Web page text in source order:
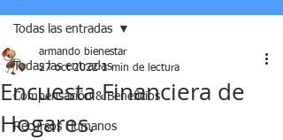
Todas las entradas
Compensación & Beneficios
Recursos Humanos
Todas las entradas
Encuesta Financiera de
Hogares.
armando bienestar
27 oct 2022 1 min de lectura